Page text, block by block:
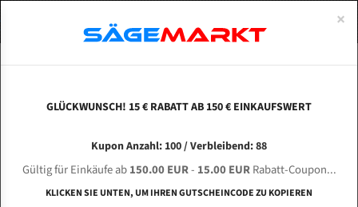
LESTHER P1-325BS für 4430 mm Bi-Metall
Bandsägeblätter
ABOUTS
ENGLISH
Bi-Metall Meterware
Fleischerei Bandsägeblätter
×
GLÜCKWUNSCH! 15 € RABATT AB 150 € EINKAUFSWERT
Kupon Anzahl: 100 / Verbleibend: 88
Gültig für Einkäufe ab150.00 EUR- 15.00 EURRabatt-Coupon...
KLICKEN SIE UNTEN, UM IHREN GUTSCHEINCODE ZU KOPIEREN